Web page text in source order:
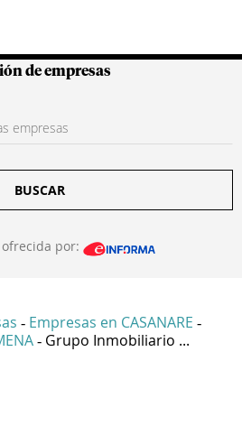
Colombianas
de empresas
BUSCAR
por:
- Empresas en CASANARE -
- Grupo Inmobiliario ...